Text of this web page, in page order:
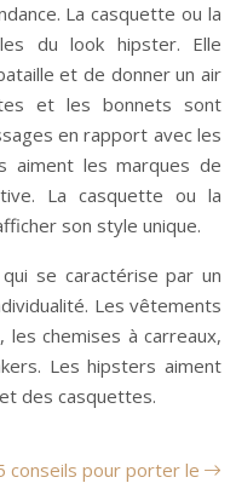
La casquette ou la
du look hipster. Elle
et de donner un air
et les bonnets sont
en rapport avec les
aiment les marques de
La casquette ou la
son style unique.
se caractérise par un
Les vêtements
chemises à carreaux,
Les hipsters aiment
des casquettes.
conseils pour porter le